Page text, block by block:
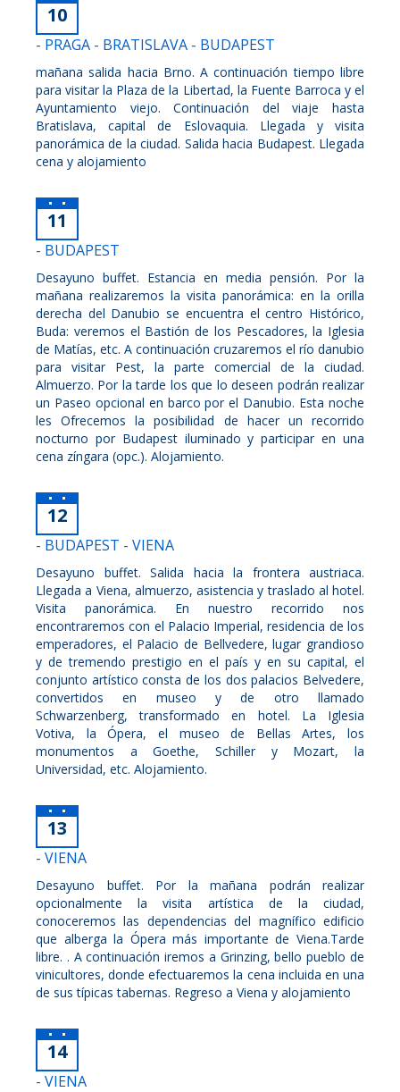
10
- PRAGA - BRATISLAVA - BUDAPEST
mañana salida hacia Brno. A continuación tiempo libre
para visitar la Plaza de la Libertad, la Fuente Barroca y el
Ayuntamiento viejo. Continuación del viaje hasta
Bratislava, capital de Eslovaquia. Llegada y visita
panorámica de la ciudad. Salida hacia Budapest. Llegada
cena y alojamiento
11
- BUDAPEST
Desayuno buffet. Estancia en media pensión. Por la
mañana realizaremos la visita panorámica: en la orilla
derecha del Danubio se encuentra el centro Histórico,
Buda: veremos el Bastión de los Pescadores, la Iglesia
de Matías, etc. A continuación cruzaremos el río danubio
para visitar Pest, la parte comercial de la ciudad.
Almuerzo. Por la tarde los que lo deseen podrán realizar
un Paseo opcional en barco por el Danubio. Esta noche
les Ofrecemos la posibilidad de hacer un recorrido
nocturno por Budapest iluminado y participar en una
cena zíngara (opc.). Alojamiento.
12
- BUDAPEST - VIENA
Desayuno buffet. Salida hacia la frontera austriaca.
Llegada a Viena, almuerzo, asistencia y traslado al hotel.
Visita panorámica. En nuestro recorrido nos
encontraremos con el Palacio Imperial, residencia de los
emperadores, el Palacio de Bellvedere, lugar grandioso
y de tremendo prestigio en el país y en su capital, el
conjunto artístico consta de los dos palacios Belvedere,
convertidos en museo y de otro llamado
Schwarzenberg, transformado en hotel. La Iglesia
Votiva, la Ópera, el museo de Bellas Artes, los
monumentos a Goethe, Schiller y Mozart, la
Universidad, etc. Alojamiento.
13
- VIENA
Desayuno buffet. Por la mañana podrán realizar
opcionalmente la visita artística de la ciudad,
conoceremos las dependencias del magnífico edificio
que alberga la Ópera más importante de Viena.Tarde
libre. . A continuación iremos a Grinzing, bello pueblo de
vinicultores, donde efectuaremos la cena incluida en una
de sus típicas tabernas. Regreso a Viena y alojamiento
14
- VIENA